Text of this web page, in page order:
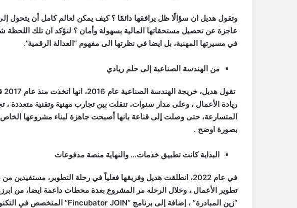
وتقول هديل ان سؤالًا ظل يرافقها دائمًا ؟ كيف يمكن لعالم كامل أن يتحول
عاجزة عن تحصيل مستحقاتها المالية بسهولة وأمان ؟ لتؤكد ان تلك
في مسيرتها المهنية، بل ايضا في نظرتها الى مفهوم “العدالة الرقمية”.
من الهندسة الصناعية إلى حلم ريادي
ريادة الأعمال ، وعلى مدار سنوات، تنقلت بين تجارب مهنية وتقنية متعددة ،
المتسارعة، حتى وصلت إلى قناعة بانها أصبحت جاهزة لبناء مشروعها الخاص
بصورة اوضح .
البداية كانت تطبيق خدمات… والنهاية منصة مدفوعات
في عام 2022، انطلقت هديل وفريقها فعلياً في رحلة التطوير،
تطوير الأعمال ، وخلال الرحله مر المشروع بعدة محطات داعمة ايضا، من ابرزها
“زين المبادرة” ، إضافة إلى برنامج “Fincubator JOIN” المتخصص في